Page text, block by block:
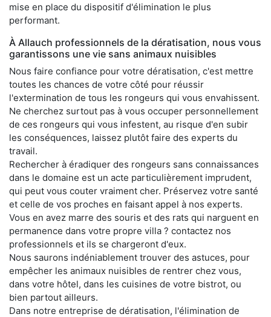
mise en place du dispositif d'élimination le plus
performant.
À Allauch professionnels de la dératisation, nous vous
garantissons une vie sans animaux nuisibles
Nous faire confiance pour votre dératisation, c'est mettre
toutes les chances de votre côté pour réussir
l'extermination de tous les rongeurs qui vous envahissent.
Ne cherchez surtout pas à vous occuper personnellement
de ces rongeurs qui vous infestent, au risque d'en subir
les conséquences, laissez plutôt faire des experts du
travail.
Rechercher à éradiquer des rongeurs sans connaissances
dans le domaine est un acte particulièrement imprudent,
qui peut vous couter vraiment cher. Préservez votre santé
et celle de vos proches en faisant appel à nos experts.
Vous en avez marre des souris et des rats qui narguent en
permanence dans votre propre villa ? contactez nos
professionnels et ils se chargeront d'eux.
Nous saurons indéniablement trouver des astuces, pour
empêcher les animaux nuisibles de rentrer chez vous,
dans votre hôtel, dans les cuisines de votre bistrot, ou
bien partout ailleurs.
Dans notre entreprise de dératisation, l'élimination de